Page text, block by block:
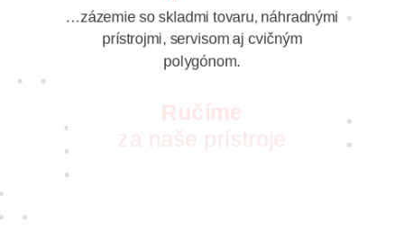
…zázemie so skladmi tovaru, náhradnými
prístrojmi, servisom aj cvičným
polygónom.
Ručíme
za naše prístroje